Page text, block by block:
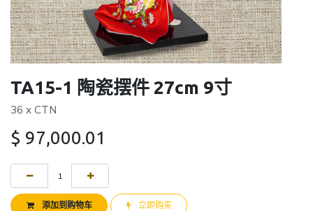
TA15-1 陶瓷摆件 27cm 9寸
36 x CTN
$ 97,000.01
添加到购物车 立即购买